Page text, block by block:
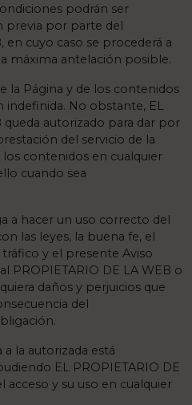
podrán ser
previa por parte del
en cuyo caso se procederá a
máxima antelación posible.
la Página y de los contenidos
indefinida. No obstante, EL
queda autorizado para dar por
del servicio de la
los contenidos en cualquier
cuando sea
a hacer un uso correcto del
las leyes, la buena fe, el
y el presente Aviso
PROPIETARIO DE LA WEB o
daños y perjuicios que
del
la autorizada está
EL PROPIETARIO DE
acceso y su uso en cualquier